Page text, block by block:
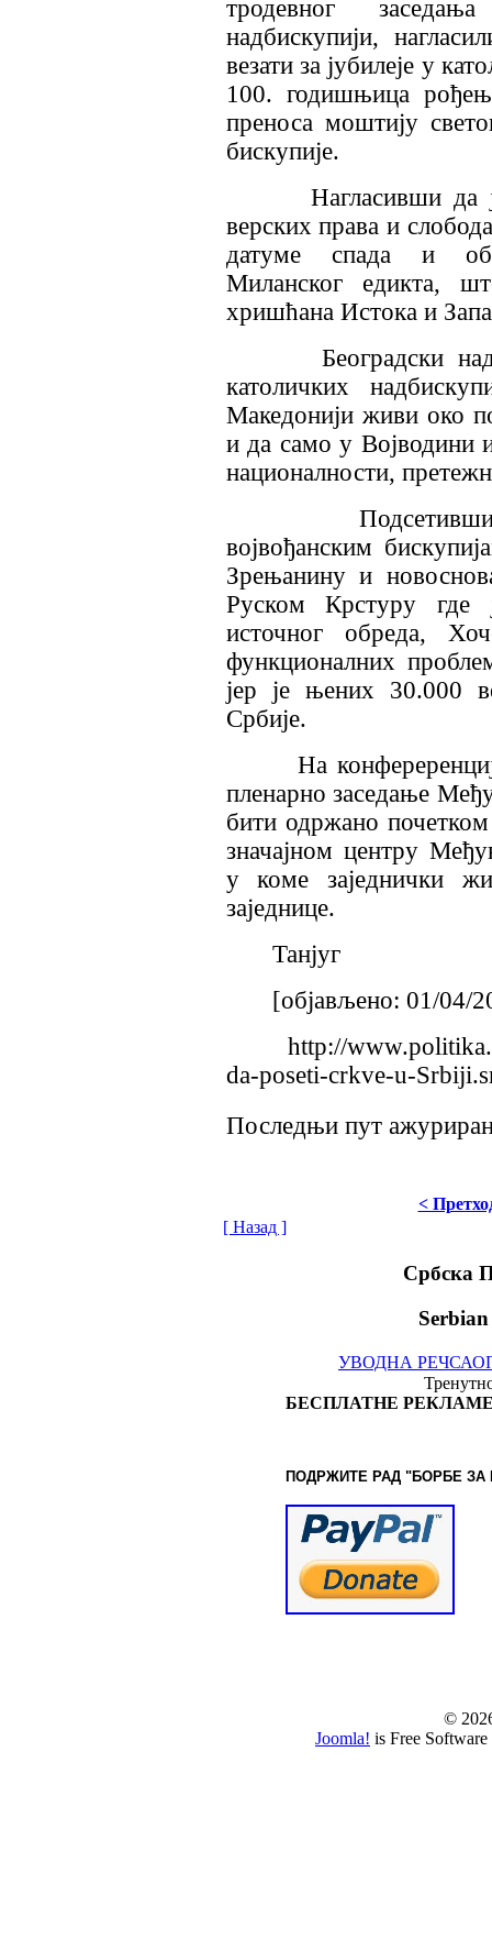
тродевног
надбискупији,
везати за јубилеје у
100. годишњица
преноса моштију
бискупије.
Нагласивши да је
верских права и
датуме спада и
Миланског едикта,
хришћана Истока и
Београдски
католичких
Македонији живи око
и да само у Војводини
националности,
Подсетивши да
војвођанским
Зрењанину и
Руском Крстуру где
источног обреда,
функционалних
јер је њених 30.000
Србије.
На конфереренцији
пленарно заседање
бити одржано
значајном центру
у коме заједнички
заједнице.
Танјуг
[објављено: 01/04/
http://www.politika.rs/
da-poseti-crkve-u-
Последњи пут
<
[ Назад ]
Србска
УВОДНА РЕЧ
БЕСПЛАТНЕ
ПОДРЖИТЕ РАД "БОРБЕ ЗА
©
Joomla! is Free